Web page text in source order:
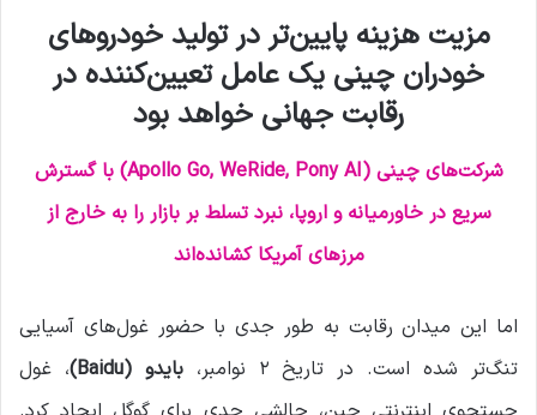
مزیت هزینه پایین‌تر در تولید خودروهای
خودران چینی یک عامل تعیین‌کننده در
رقابت جهانی خواهد بود
شرکت‌های چینی (Apollo Go, WeRide, Pony AI) با گسترش
سریع در خاورمیانه و اروپا، نبرد تسلط بر بازار را به خارج از
مرزهای آمریکا کشانده‌اند
اما این میدان رقابت به طور جدی با حضور غول‌های آسیایی
تنگ‌تر شده است. در تاریخ ۲ نوامبر،
بایدو (Baidu)
، غول